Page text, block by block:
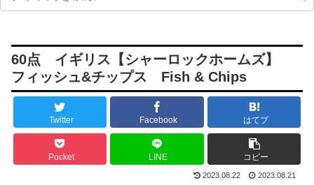
60点 イギリス【シャーロックホームズ】
フィッシュ&チップス Fish & Chips
Twitter Facebook はてブ
Pocket LINE コピー
2023.08.22 2023.08.21